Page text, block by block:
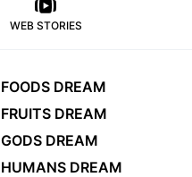
WEB STORIES
FOODS DREAM
FRUITS DREAM
GODS DREAM
HUMANS DREAM